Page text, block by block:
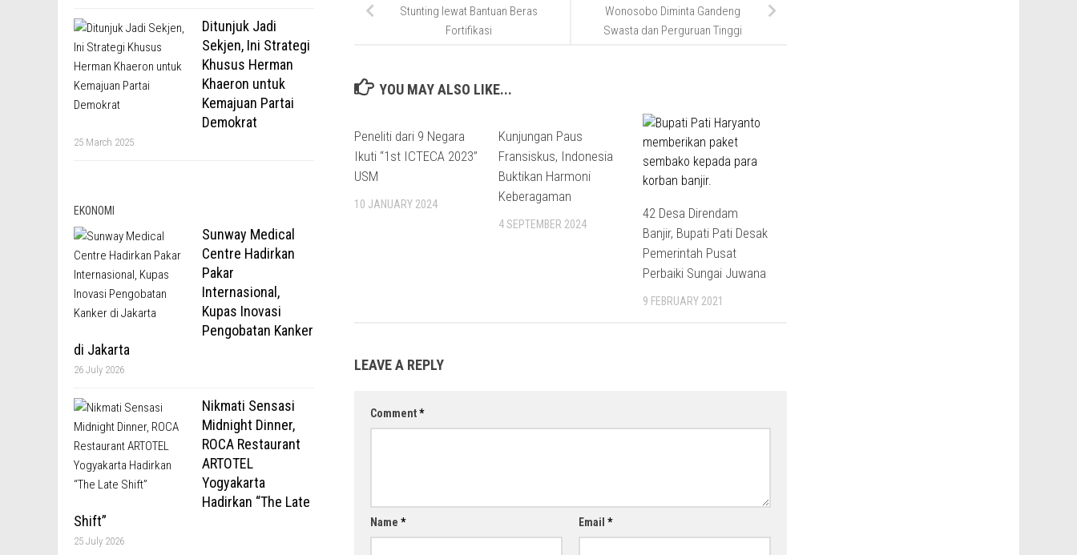
Wonosobo Diminta Gandeng
Swasta dan Perguruan Tinggi
Stunting lewat Bantuan Beras
Fortifikasi
YOU MAY ALSO LIKE...
Peneliti dari 9 Negara
Ikuti “1st ICTECA 2023”
USM
10 JANUARY 2024
Kunjungan Paus
Fransiskus, Indonesia
Buktikan Harmoni
Keberagaman
4 SEPTEMBER 2024
42 Desa Direndam
Banjir, Bupati Pati Desak
Pemerintah Pusat
Perbaiki Sungai Juwana
9 FEBRUARY 2021
LEAVE A REPLY
Comment*
Name * Email *
Ditunjuk Jadi
Sekjen, Ini Strategi
Khusus Herman
Khaeron untuk
Kemajuan Partai
Demokrat
25 March 2025
EKONOMI
Sunway Medical
Centre Hadirkan
Pakar
Internasional,
Kupas Inovasi
Pengobatan Kanker
di Jakarta
26 July 2026
Nikmati Sensasi
Midnight Dinner,
ROCA Restaurant
ARTOTEL
Yogyakarta
Hadirkan “The Late
Shift”
25 July 2026